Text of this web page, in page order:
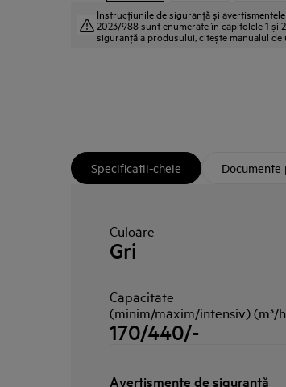
Instrucţiunile de siguranţă și
2023/988 sunt enumerate în capitolele 1 și
siguranţă a produsului, citește manualul de
Specificatii-cheie Documente
Culoare
Gri
Capacitate
(minim/maxim/intensiv) (m³/
170/440/-
Avertismente de siguranţă